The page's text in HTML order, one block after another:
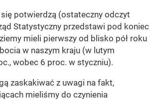
potwierdzą (ostateczny odczyt
Statystyczny przedstawi pod koniec
mieli pierwszy od blisko pół roku
w naszym kraju (w lutym
wobec 6 proc. w styczniu).
zaskakiwać z uwagi na fakt,
mieliśmy do czynienia